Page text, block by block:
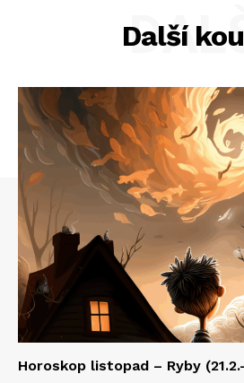
Další
Horoskop listopad – Ryby